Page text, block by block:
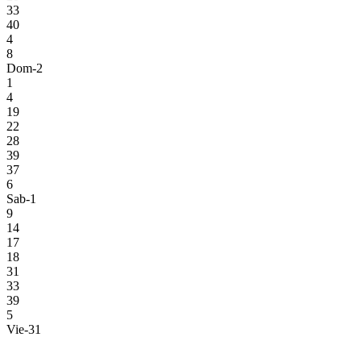
33
40
4
8
Dom-2
1
4
19
22
28
39
37
6
Sab-1
9
14
17
18
31
33
39
5
Vie-31